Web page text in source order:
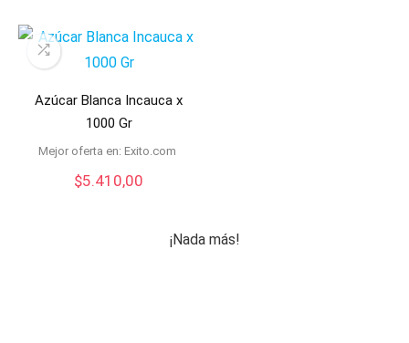
Azúcar Blanca Incauca x
1000 Gr
Mejor oferta en: exito.com
$5.410,00
¡Nada más!